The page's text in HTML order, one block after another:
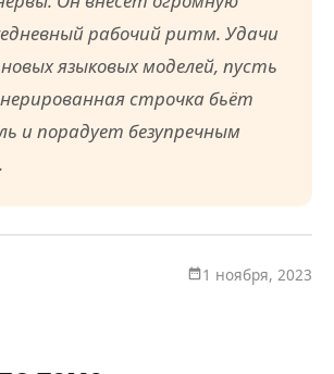
рабочий ритм. Удачи
языковых моделей, пусть
строчка бьёт
и порадует безупречным
1 ноября, 2023